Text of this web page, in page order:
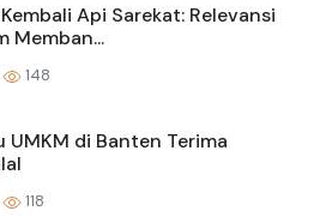
Api Sarekat: Relevansi
Memban...
148
UMKM di Banten Terima
118